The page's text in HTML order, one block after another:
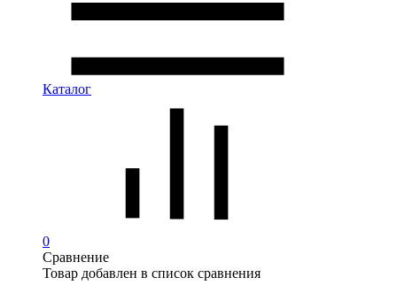
Каталог
0
Сравнение
Товар добавлен в список сравнения